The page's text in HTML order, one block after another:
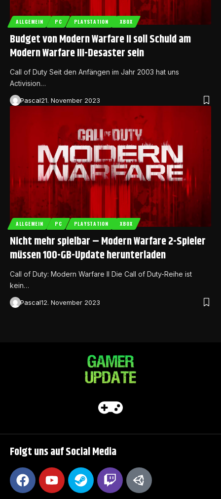
ALLGEMEIN PC PLAYSTATION XBOX
Budget von Modern Warfare II soll Schuld am
Modern Warfare III-Desaster sein
Call of Duty Seit den Anfängen im Jahr 2003 hat uns
Activision…
Pascal21. November 2023
ALLGEMEIN PC PLAYSTATION XBOX
Nicht mehr spielbar – Modern Warfare 2-Spieler
müssen 100-GB-Update herunterladen
Call of Duty: Modern Warfare II Die Call of Duty-Reihe ist
kein…
Pascal12. November 2023
Folgt uns auf Social Media